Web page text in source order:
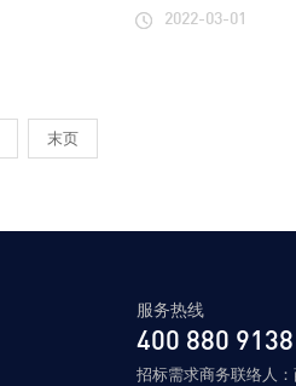
2022-03-01
末页
服务热线
400 880 9138
招标需求商务联络人